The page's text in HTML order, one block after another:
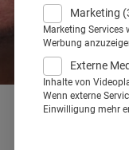
Marketing
Marketing
Werbung
Externe
Inhalte von
Wenn externe
Einwilligung mehr